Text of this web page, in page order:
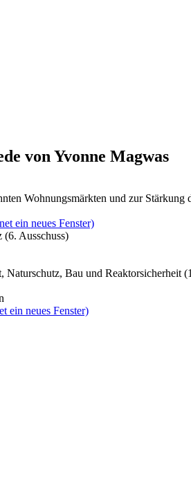
von Yvonne Magwas
Wohnungsmärkten und zur
ein neues Fenster)
(6. Ausschuss)
Bau und Reaktorsicherheit
ein neues Fenster)